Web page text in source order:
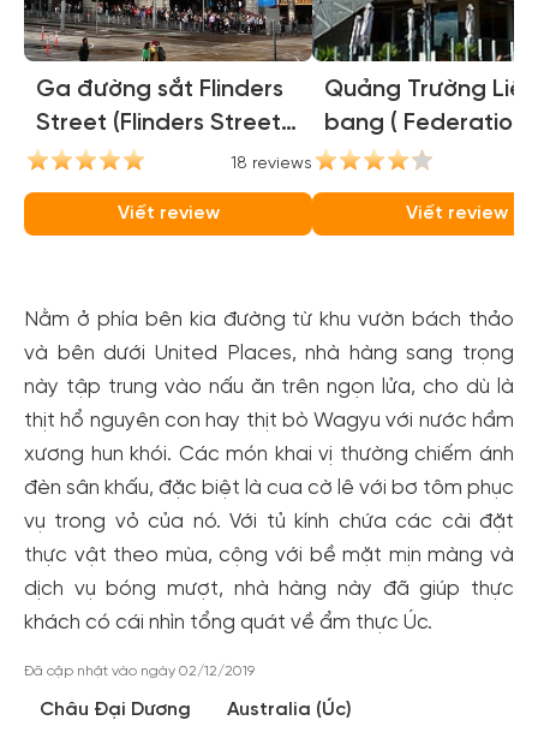
Ga đường sắt Flinders
Street (Flinders Street
Station)
18 reviews
Viết review
Quảng Trường Liên
bang ( Federation
Square )
Viết review
Nằm ở phía bên kia đường từ khu vườn bách thảo
và bên dưới United Places, nhà hàng sang trọng
này tập trung vào nấu ăn trên ngọn lửa, cho dù là
thịt hổ nguyên con hay thịt bò Wagyu với nước hầm
xương hun khói. Các món khai vị thường chiếm ánh
đèn sân khấu, đặc biệt là cua cờ lê với bơ tôm phục
vụ trong vỏ của nó. Với tủ kính chứa các cài đặt
thực vật theo mùa, cộng với bề mặt mịn màng và
dịch vụ bóng mượt, nhà hàng này đã giúp thực
khách có cái nhìn tổng quát về ẩm thực Úc.
Đã cập nhật vào ngày 02/12/2019
Châu Đại Dương Australia (Úc)
Tạo tài khoản nhanh - nhận nhiều ưu
đãi!
Tạo tài khoản để có thểnhận ngay các ưu đãi